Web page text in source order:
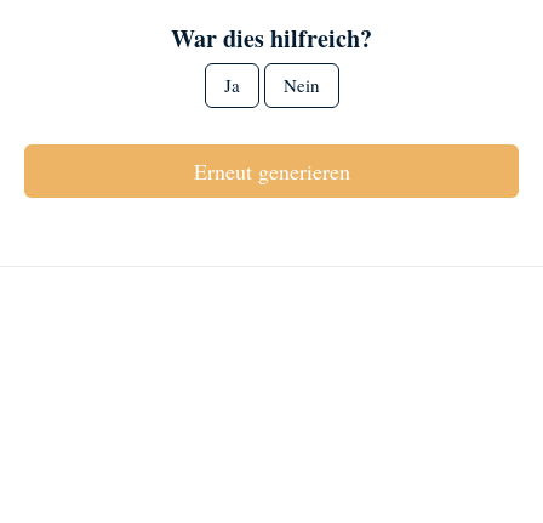
War dies hilfreich?
Ja Nein
Erneut generieren